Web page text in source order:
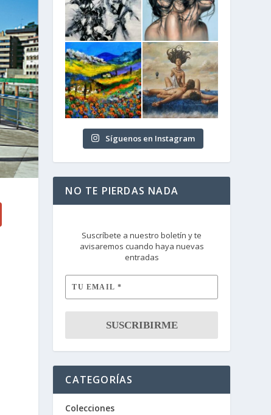
Síguenos en Instagram
NO TE PIERDAS NADA
Suscríbete a nuestro boletín y te
avisaremos cuando haya nuevas
entradas
CATEGORÍAS
Colecciones